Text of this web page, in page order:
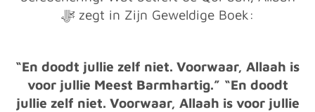
ﷻ zegt in Zijn Geweldige Boek:
“En doodt jullie zelf niet. Voorwaar, Allaah is
voor jullie Meest Barmhartig.” “En doodt
jullie zelf niet. Voorwaar, Allaah is voor jullie